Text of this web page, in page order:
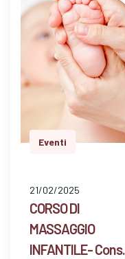
mezzo…
Eventi
21/02/2025
CORSO DI
MASSAGGIO
INFANTILE- Cons.